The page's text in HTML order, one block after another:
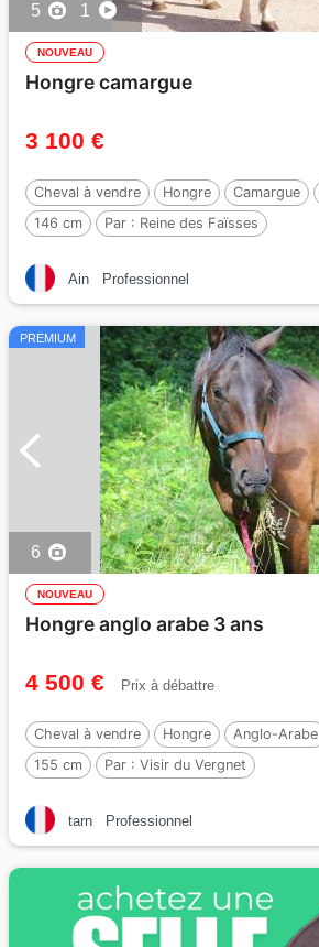
5 1
NOUVEAU
Hongre camargue
3 100 €
Cheval à vendre Hongre Camargue
146 cm
Par : Reine des Faïsses
Ain Professionnel
PREMIUM
6
NOUVEAU
Hongre anglo arabe 3 ans
4 500 € Prix à débattre
Cheval à vendre Hongre Anglo-Arabe
155 cm
Par : Visir du Vergnet
tarn Professionnel